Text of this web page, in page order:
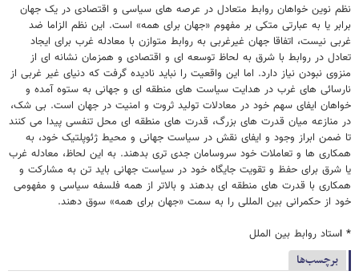
نظم نوین خواهان روابط متعادل در عرصه های سیاسی و اقتصادی در یک جهان
برابر یا به عبارتی متکی بر مفهوم «جهان برای همه» است. این نظم الزاما ضد
غربی نیست، اتفاقا جهان غیرغربی به روابط متوازن با معادله غرب برای ایجاد
تعادل در روابط با شرق به لحاظ توسعه ای و اقتصادی و همزمان نشانه ای از
منزوی نبودن نیاز دارد. اما این واقعیت را نباید نادیده گرفت که دنیای غیر غربی از
نارسائی های غرب در هدایت سیاست های منطقه ای و جهانی به ستوه آمده و
خواهان ایفای سهم خود در معادلات تولید ثروت و امنیت در جهان است. بی شک،
در منازعه میان قدرت های بزرگ، قدرت های منطقه ای محل تنفسی پیدا می کنند
تا ضمن ابراز وجود و ایفای نقش در سیاست جهانی و محیط ژئوپلتیک خود، به
همکاری ها و تعاملات خود سروسامان جدی تری بدهند. به این لحاظ، معادله غرب
یا شرق برای حفظ و تقویت جایگاه خود در سیاست جهانی باید تن به مشارکت و
همکاری با قدرت های منطقه ای بدهند و بالاتر از همه فلسفه سیاسی و مفهومی
خود از حکمرانی بین المللی را به سمت «جهان برای همه» سوق دهند.
* استاد روابط بین الملل
برچسب‌ها